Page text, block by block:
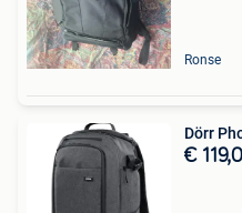
Ronse
Dörr
€